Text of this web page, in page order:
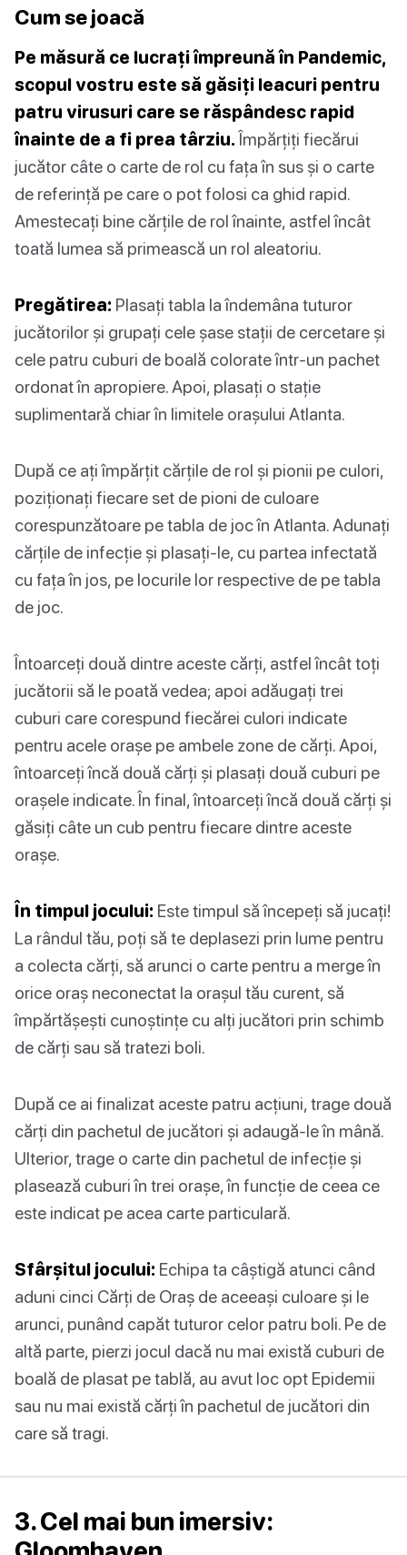
Cum se joacă
Pe măsură ce lucrați împreună în Pandemic,
scopul vostru este să găsiți leacuri pentru
patru virusuri care se răspândesc rapid
înainte de a fi prea târziu.Împărțiți fiecărui
jucător câte o carte de rol cu fața în sus și o carte
de referință pe care o pot folosi ca ghid rapid.
Amestecați bine cărțile de rol înainte, astfel încât
toată lumea să primească un rol aleatoriu.
Pregătirea: Plasați tabla la îndemâna tuturor
jucătorilor și grupați cele șase stații de cercetare și
cele patru cuburi de boală colorate într-un pachet
ordonat în apropiere. Apoi, plasați o stație
suplimentară chiar în limitele orașului Atlanta.
După ce ați împărțit cărțile de rol și pionii pe culori,
poziționați fiecare set de pioni de culoare
corespunzătoare pe tabla de joc în Atlanta. Adunați
cărțile de infecție și plasați-le, cu partea infectată
cu fața în jos, pe locurile lor respective de pe tabla
de joc.
Întoarceți două dintre aceste cărți, astfel încât toți
jucătorii să le poată vedea; apoi adăugați trei
cuburi care corespund fiecărei culori indicate
pentru acele orașe pe ambele zone de cărți. Apoi,
întoarceți încă două cărți și plasați două cuburi pe
orașele indicate. În final, întoarceți încă două cărți și
găsiți câte un cub pentru fiecare dintre aceste
orașe.
În timpul jocului: Este timpul să începeți să jucați!
La rândul tău, poți să te deplasezi prin lume pentru
a colecta cărți, să arunci o carte pentru a merge în
orice oraș neconectat la orașul tău curent, să
împărtășești cunoștințe cu alți jucători prin schimb
de cărți sau să tratezi boli.
După ce ai finalizat aceste patru acțiuni, trage două
cărți din pachetul de jucători și adaugă-le în mână.
Ulterior, trage o carte din pachetul de infecție și
plasează cuburi în trei orașe, în funcție de ceea ce
este indicat pe acea carte particulară.
Sfârșitul jocului: Echipa ta câștigă atunci când
aduni cinci Cărți de Oraș de aceeași culoare și le
arunci, punând capăt tuturor celor patru boli. Pe de
altă parte, pierzi jocul dacă nu mai există cuburi de
boală de plasat pe tablă, au avut loc opt Epidemii
sau nu mai există cărți în pachetul de jucători din
care să tragi.
3. Cel mai bun imersiv: